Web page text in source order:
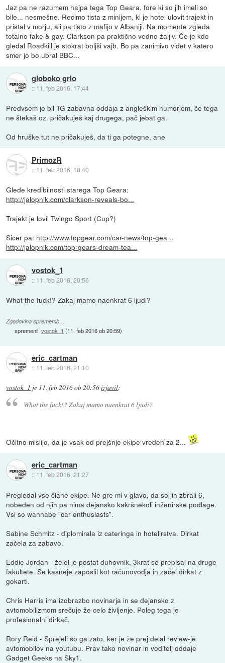
Jaz pa ne razumem hajpa tega Top Geara, fore ki so jih imeli so
bile... nesmešne. Recimo tista z minijem, ki je hotel ulovit trajekt in
pristal v morju, ali pa tisto z mafijo v Albaniji. Na momente zgleda
totalno fake & gay. Clarkson pa praktično vedno žaljiv. Če je kdo
gledal Roadkill je stokrat boljši vajb. Bo pa zanimivo videt v katero
smer jo bo ubral BBC...
globoko grlo
:: 11. feb 2016, 17:44
Predvsem je bil TG zabavna oddaja z angleškim humorjem, če tega
ne štekaš oz. pričakuješ kaj drugega, pač jebat ga.
Od hruške tut ne pričakuješ, da ti ga potegne, ane
PrimozR
:: 11. feb 2016, 18:40
Glede kredibilnosti starega Top Geara:
http://jalopnik.com/clarkson-reveals-bo...
Trajekt je lovil Twingo Sport (Cup?)
Sicer pa: http://www.topgear.com/car-news/top-gea...
http://jalopnik.com/top-gears-dream-tea...
vostok_1
:: 11. feb 2016, 20:56
What the fuck!? Zakaj mamo naenkrat 6 ljudi?
Zgodovina sprememb…
spremenil:vostok_1 (11. feb 2016 ob 20:59)
eric_cartman
:: 11. feb 2016, 21:10
vostok_1 je 11. feb 2016 ob 20:56izjavil:
What the fuck!? Zakaj mamo naenkrat 6 ljudi?
Očitno mislijo, da je vsak od prejšnje ekipe vreden za 2...
eric_cartman
:: 11. feb 2016, 21:27
Pregledal vse člane ekipe. Ne gre mi v glavo, da so jih zbrali 6,
nobeden od njih pa nima dejansko kakršnekoli inženirske podlage.
Vsi so wannabe "car enthusiasts".
Sabine Schmitz - diplomirala iz cateringa in hotelirstva. Dirkat
začela za zabavo.
Eddie Jordan - želel je postat duhovnik, 3krat se prepisal na druge
fakultete. Se kasneje zaposlil kot računovodja in začel dirkat z
gokarti.
Chris Harris ima izobrazbo novinarja in se dejansko z
avtomobilizmom srečuje že celo življenje. Poleg tega je
profesionalni dirkač.
Rory Reid - Sprejeli so ga zato, ker je že prej delal review-je
avtomobilov na youtubu. Prav tako novinar in voditelj oddaje
Gadget Geeks na Sky1.